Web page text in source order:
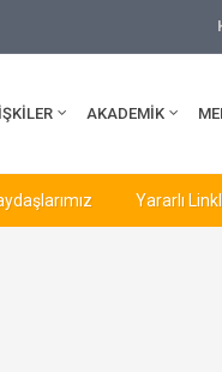
AKADEMİK
Yararlı